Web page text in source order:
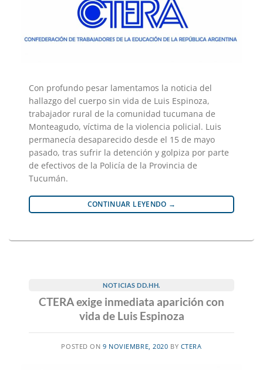
Con profundo pesar lamentamos la noticia del
hallazgo del cuerpo sin vida de Luis Espinoza,
trabajador rural de la comunidad tucumana de
Monteagudo, víctima de la violencia policial. Luis
permanecía desaparecido desde el 15 de mayo
pasado, tras sufrir la detención y golpiza por parte
de efectivos de la Policía de la Provincia de
Tucumán.
CONTINUAR LEYENDO →
NOTICIAS DD.HH.
CTERA exige inmediata aparición con
vida de Luis Espinoza
POSTED ON 9 NOVIEMBRE, 2020 BY CTERA